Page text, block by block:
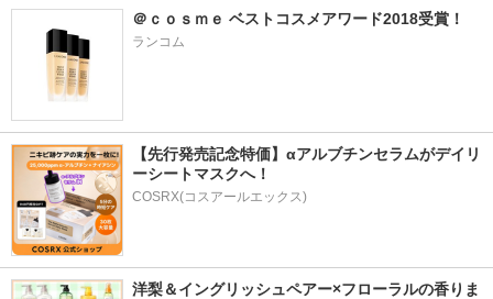
＠ｃｏｓｍｅ ベストコスメアワード2018受賞！
ランコム
【先行発売記念特価】αアルブチンセラムがデイリ
ーシートマスクへ！
COSRX(コスアールエックス)
洋梨＆イングリッシュペアー×フローラルの香りま